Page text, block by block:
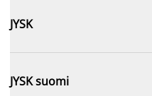
JYSK
JYSK suomi